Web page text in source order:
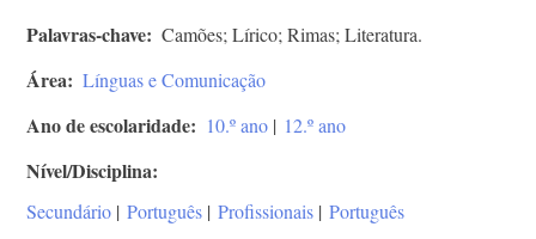
Palavras-chave Camões; Lírico; Rimas; Literatura.
Área Línguas e Comunicação
Ano de escolaridade 10.º ano | 12.º ano
Nível/Disciplina
Secundário | Português | Profissionais | Português